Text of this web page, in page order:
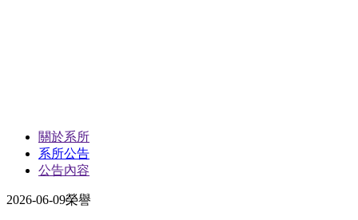
關於系所
系所公告
公告內容
2026-06-09榮譽